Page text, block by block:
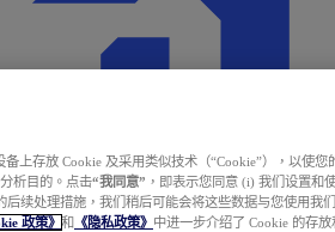
备上存放 Cookie 及采用类似技术（“Cookie”），以使
析目的。点击“我同意” ，即表示您同意 (i) 我们设置和
后续处理措施，我们稍后可能会将这些数据与您使用我
政策》 和 《隐私政策》 中进一步介绍了 Cookie 的存